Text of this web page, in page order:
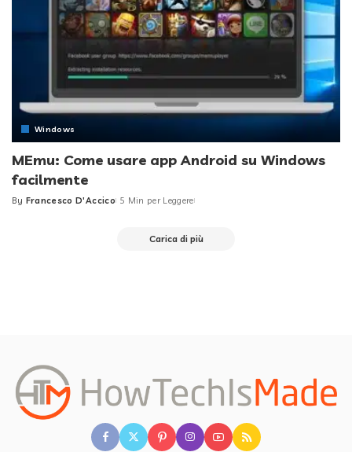
Windows
MEmu: Come usare app Android su Windows
facilmente
Posted
By Francesco D'Accico 5 Min per Leggere
Carica di più